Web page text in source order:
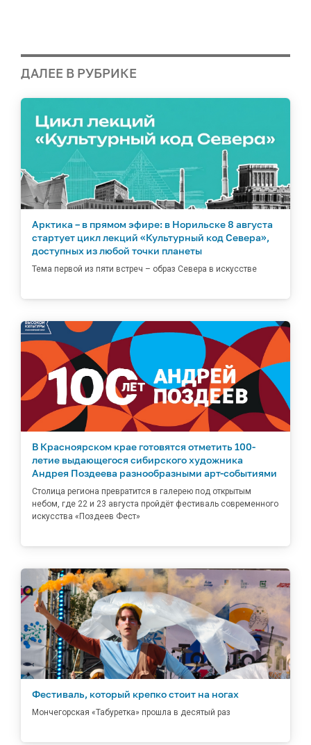
ДАЛЕЕ В РУБРИКЕ
Арктика – в прямом эфире: в Норильске 8 августа
стартует цикл лекций «Культурный код Севера»,
доступных из любой точки планеты
Тема первой из пяти встреч – образ Севера в искусстве
В Красноярском крае готовятся отметить 100-
летие выдающегося сибирского художника
Андрея Поздеева разнообразными арт-событиями
Столица региона превратится в галерею под открытым
небом, где 22 и 23 августа пройдёт фестиваль современного
искусства «Поздеев Фест»
Фестиваль, который крепко стоит на ногах
Мончегорская «Табуретка» прошла в десятый раз